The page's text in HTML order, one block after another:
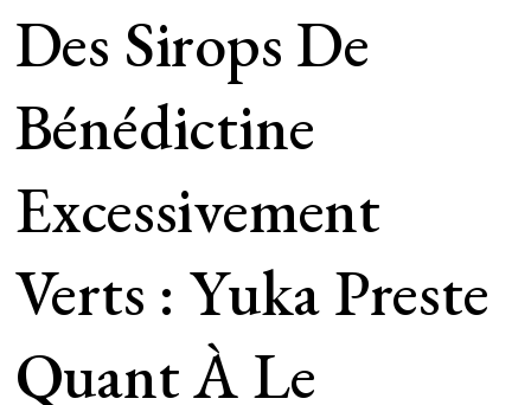
Des Sirops De
Bénédictine
Excessivement
Verts : Yuka Preste
Quant À Le